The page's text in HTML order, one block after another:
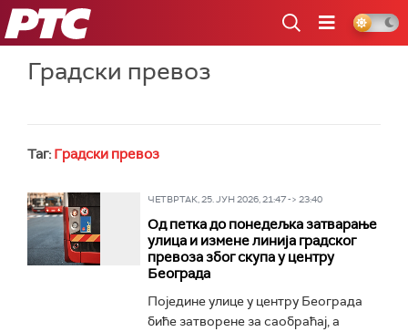
РТС
Градски превоз
Таг: Градски превоз
ЧЕТВРТАК, 25. ЈУН 2026, 21:47 -> 23:40
Од петка до понедељка затварање
улица и измене линија градског
превоза због скупа у центру
Београда
Поједине улице у центру Београда
биће затворене за саобраћај, а